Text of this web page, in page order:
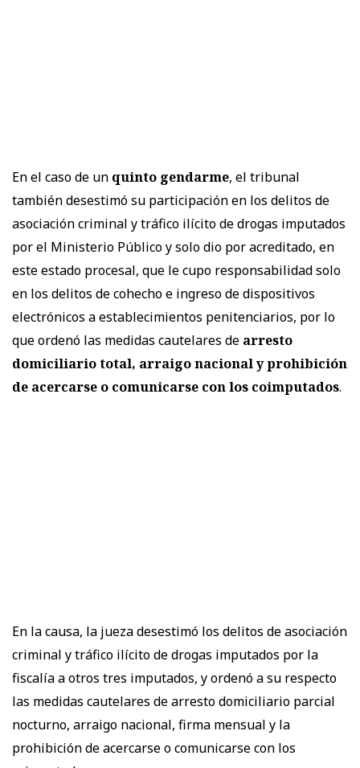
En el caso de un quinto gendarme, el tribunal
también desestimó su participación en los delitos de
asociación criminal y tráfico ilícito de drogas imputados
por el Ministerio Público y solo dio por acreditado, en
este estado procesal, que le cupo responsabilidad solo
en los delitos de cohecho e ingreso de dispositivos
electrónicos a establecimientos penitenciarios, por lo
que ordenó las medidas cautelares de arresto
domiciliario total, arraigo nacional y prohibición
de acercarse o comunicarse con los coimputados.
En la causa, la jueza desestimó los delitos de asociación
criminal y tráfico ilícito de drogas imputados por la
fiscalía a otros tres imputados, y ordenó a su respecto
las medidas cautelares de arresto domiciliario parcial
nocturno, arraigo nacional, firma mensual y la
prohibición de acercarse o comunicarse con los